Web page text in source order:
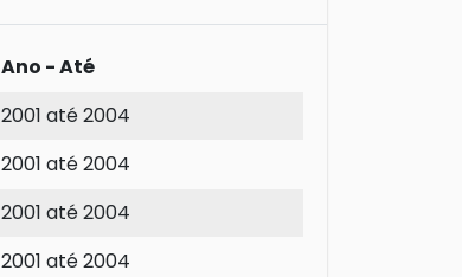
Ano - Até
2001 até 2004
2001 até 2004
2001 até 2004
2001 até 2004